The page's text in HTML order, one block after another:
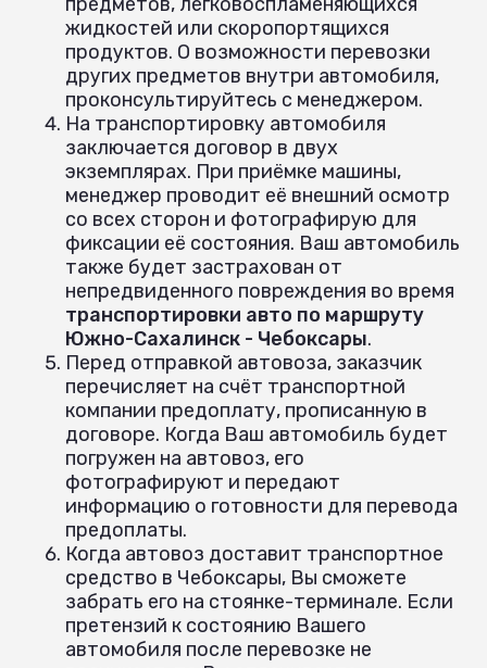
жидкостей или скоропортящихся
продуктов. О возможности перевозки
других предметов внутри автомобиля,
проконсультируйтесь с менеджером.
На транспортировку автомобиля
заключается договор в двух
экземплярах. При приёмке машины,
менеджер проводит её внешний осмотр
со всех сторон и фотографирую для
фиксации её состояния. Ваш автомобиль
также будет застрахован от
непредвиденного повреждения во время
транспортировки авто по маршруту
Южно-Сахалинск - Чебоксары.
Перед отправкой автовоза, заказчик
перечисляет на счёт транспортной
компании предоплату, прописанную в
договоре. Когда Ваш автомобиль будет
погружен на автовоз, его
фотографируют и передают
информацию о готовности для перевода
предоплаты.
Когда автовоз доставит транспортное
средство в Чебоксары, Вы сможете
забрать его на стоянке-терминале. Если
претензий к состоянию Вашего
автомобиля после перевозке не